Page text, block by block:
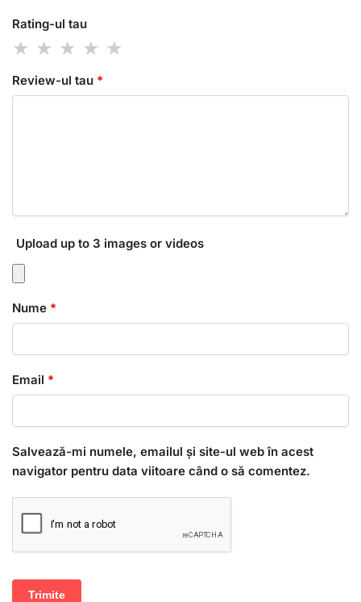
Rating-ul tau
Review-ul tau *
Upload up to 3 images or videos
Nume *
Email *
Salvează-mi numele, emailul și site-ul web în acest
navigator pentru data viitoare când o să comentez.